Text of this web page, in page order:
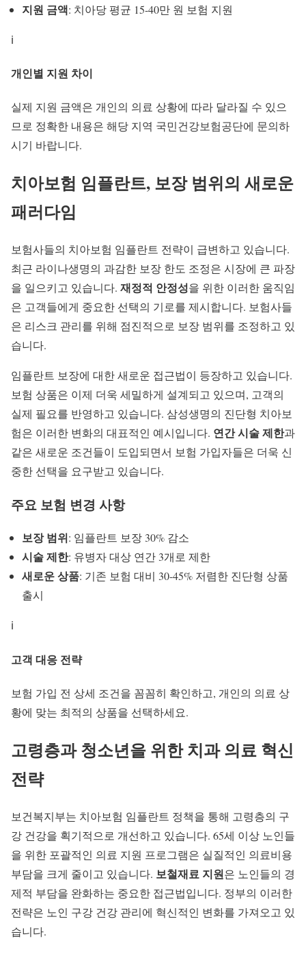
지원 금액: 치아당 평균 15-40만 원 보험 지원
ℹ️
개인별 지원 차이
실제 지원 금액은 개인의 의료 상황에 따라 달라질 수 있으
므로 정확한 내용은 해당 지역 국민건강보험공단에 문의하
시기 바랍니다.
치아보험 임플란트, 보장 범위의 새로운
패러다임
보험사들의 치아보험 임플란트 전략이 급변하고 있습니다.
최근 라이나생명의 과감한 보장 한도 조정은 시장에 큰 파장
을 일으키고 있습니다. 재정적 안정성을 위한 이러한 움직임
은 고객들에게 중요한 선택의 기로를 제시합니다. 보험사들
은 리스크 관리를 위해 점진적으로 보장 범위를 조정하고 있
습니다.
임플란트 보장에 대한 새로운 접근법이 등장하고 있습니다.
보험 상품은 이제 더욱 세밀하게 설계되고 있으며, 고객의
실제 필요를 반영하고 있습니다. 삼성생명의 진단형 치아보
험은 이러한 변화의 대표적인 예시입니다. 연간 시술 제한과
같은 새로운 조건들이 도입되면서 보험 가입자들은 더욱 신
중한 선택을 요구받고 있습니다.
주요 보험 변경 사항
보장 범위: 임플란트 보장 30% 감소
시술 제한: 유병자 대상 연간 3개로 제한
새로운 상품: 기존 보험 대비 30-45% 저렴한 진단형 상품
출시
ℹ️
고객 대응 전략
보험 가입 전 상세 조건을 꼼꼼히 확인하고, 개인의 의료 상
황에 맞는 최적의 상품을 선택하세요.
고령층과 청소년을 위한치과 의료 혁신
전략
보건복지부는 치아보험 임플란트 정책을 통해 고령층의 구
강 건강을 획기적으로 개선하고 있습니다. 65세 이상 노인들
을 위한 포괄적인 의료 지원 프로그램은 실질적인 의료비용
부담을 크게 줄이고 있습니다. 보철재료 지원은 노인들의 경
제적 부담을 완화하는 중요한 접근법입니다. 정부의 이러한
전략은 노인 구강 건강 관리에 혁신적인 변화를 가져오고 있
습니다.